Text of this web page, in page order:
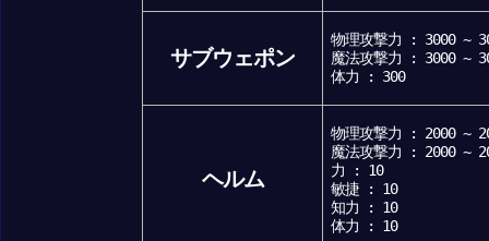
サブウェポン
物理攻撃力 : 3000 ~
魔法攻撃力 : 3000 ~
体力 : 300
ヘルム
物理攻撃力 : 2000 ~
魔法攻撃力 : 2000 ~
力 : 10
敏捷 : 10
知力 : 10
体力 : 10